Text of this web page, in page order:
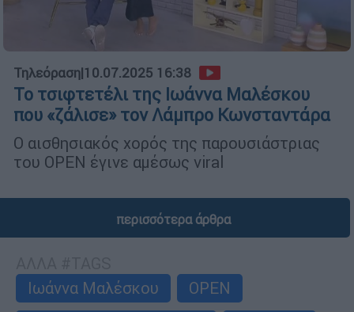
Τηλεόραση|10.07.2025 16:38
Το τσιφτετέλι της Ιωάννα Μαλέσκου
που «ζάλισε» τον Λάμπρο Κωνσταντάρα
Ο αισθησιακός χορός της παρουσιάστριας
του OPEN έγινε αμέσως viral
περισσότερα άρθρα
Ιωάννα Μαλέσκου
OPEN